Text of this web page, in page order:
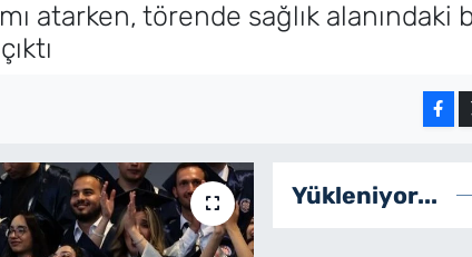
atarken, törende sağlık
Yükleniyor...